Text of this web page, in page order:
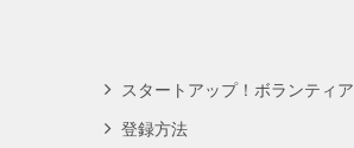
スタートアップ！ボランティア
登録方法